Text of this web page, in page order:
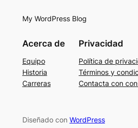
My WordPress Blog
Acerca de
Equipo
Historia
Carreras
Privacidad
Política de
Términos y
Contacta con
Diseñado con WordPress